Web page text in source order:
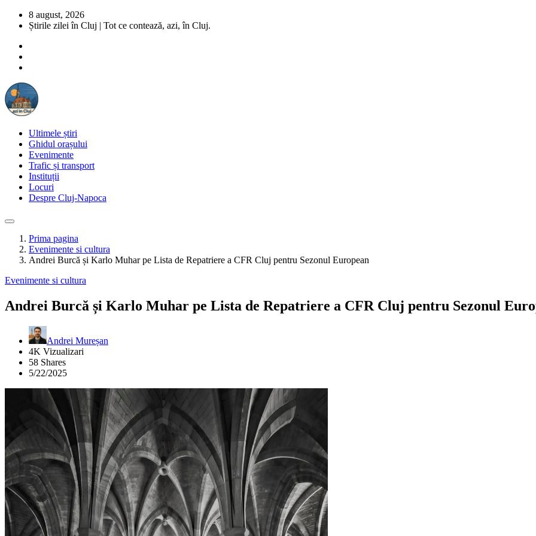
8 august, 2026
Știrile zilei în Cluj | Tot ce contează, azi, în Cluj.
Ultimele știri
Ghidul orașului
Evenimente
Trafic și transport
Instituții
Locuri
Despre Cluj-Napoca
Prima pagina
Evenimente si cultura
Andrei Burcă și Karlo Muhar pe Lista de Repatriere a CFR Cluj pentru Sezonul European
Evenimente si cultura
Andrei Burcă și Karlo Muhar pe Lista de Repatriere a CFR Cluj pentru Sezonul
Andrei Mureșan
4K Vizualizari
58 Shares
5/22/2025